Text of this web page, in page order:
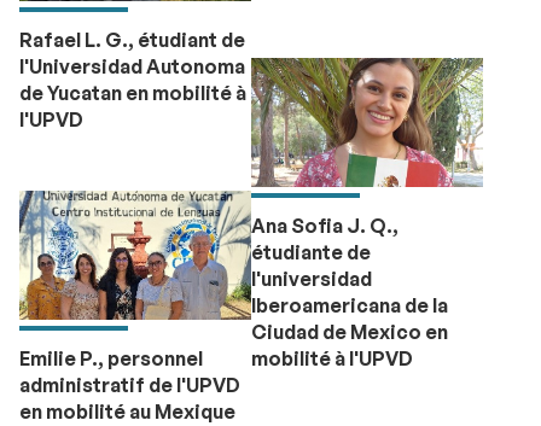
Rafael L. G., étudiant de
l'Universidad Autonoma
de Yucatan en mobilité à
l'UPVD
Ana Sofia J. Q.,
étudiante de
l'universidad
Iberoamericana de la
Ciudad de Mexico en
mobilité à l'UPVD
Emilie P., personnel
administratif de l'UPVD
en mobilité au Mexique